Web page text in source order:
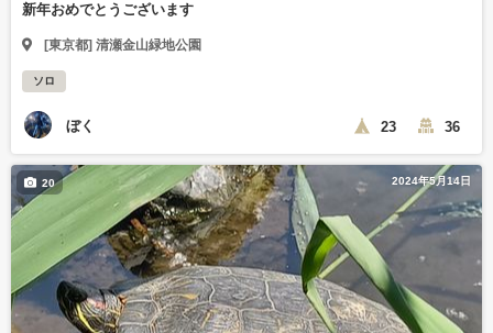
新年おめでとうございます
[東京都] 清瀬金山緑地公園
ソロ
ぼく 23 36
2024年5月14日
20